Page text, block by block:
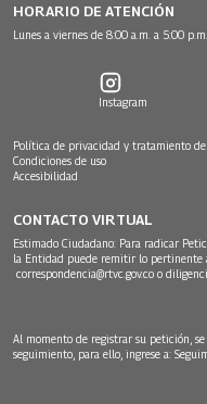
HORARIO DE ATENCIÓN
Lunes a viernes de 8:00 a.m. a 5:00 p.m.
Instagram
Política de privacidad y tratamiento de
Condiciones de uso
Accesibilidad
CONTACTO VIRTUAL
Estimado Ciudadano: Para radicar
la Entidad puede remitir lo pertinente
correspondencia@rtvc.gov.co o
Al momento de registrar su petición,
seguimiento, para ello, ingrese a: